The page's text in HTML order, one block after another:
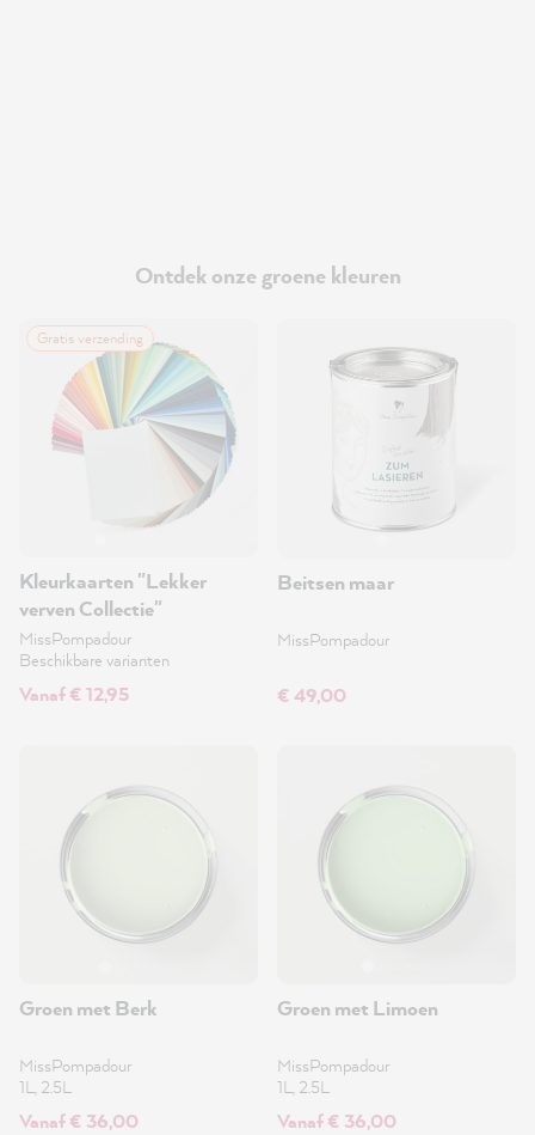
Ontdek onze groene kleuren
Gratis verzending
Kleurkaarten "Lekker
verven Collectie"
MissPompadour
Beschikbare varianten
Vanaf € 12,95
Beitsen maar
MissPompadour
€ 49,00
Groen met Berk
MissPompadour
1L, 2.5L
Vanaf € 36,00
Groen met Limoen
MissPompadour
1L, 2.5L
Vanaf € 36,00